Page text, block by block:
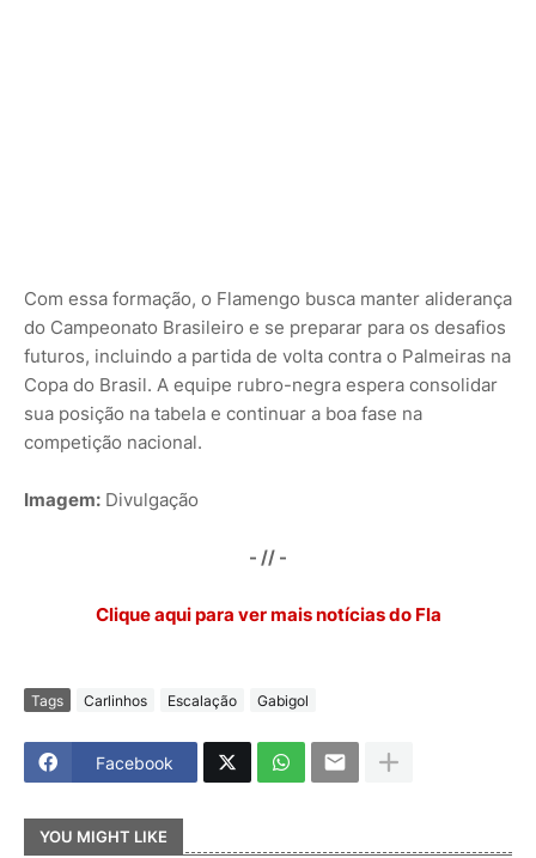
Com essa formação, o Flamengo busca manter aliderança
do Campeonato Brasileiro e se preparar para os desafios
futuros, incluindo a partida de volta contra o Palmeiras na
Copa do Brasil. A equipe rubro-negra espera consolidar
sua posição na tabela e continuar a boa fase na
competição nacional.
Imagem: Divulgação
- // -
Clique aqui para ver mais notícias do Fla
Tags Carlinhos Escalação Gabigol
Facebook
YOU MIGHT LIKE